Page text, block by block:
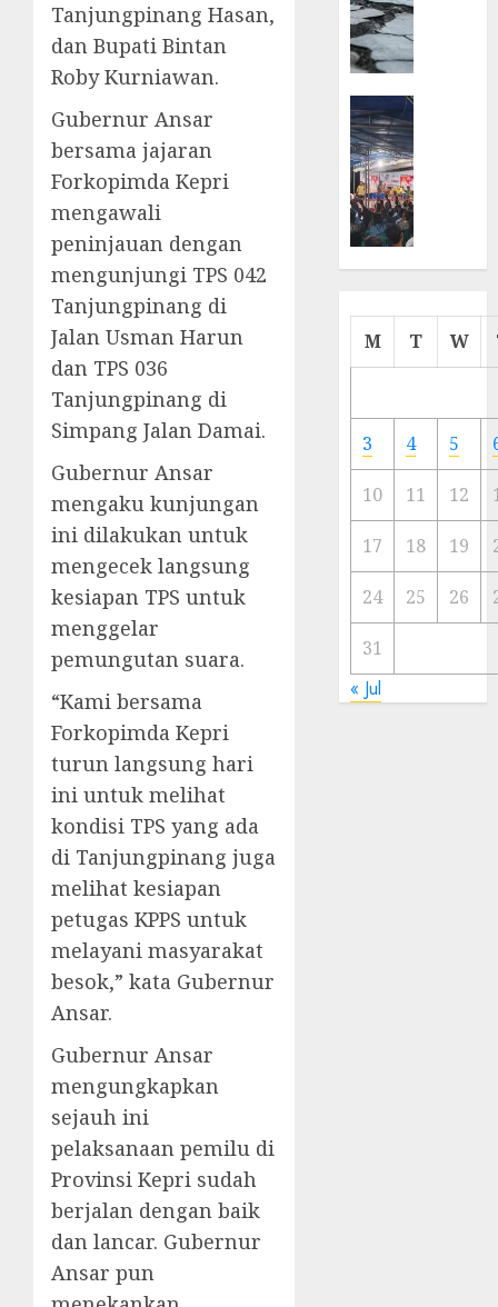
Tanjungpinang Hasan,
dan Bupati Bintan
Roby Kurniawan.
Gubernur Ansar
bersama jajaran
Forkopimda Kepri
mengawali
peninjauan dengan
mengunjungi TPS 042
Tanjungpinang di
Jalan Usman Harun
dan TPS 036
Tanjungpinang di
Simpang Jalan Damai.
Gubernur Ansar
mengaku kunjungan
ini dilakukan untuk
mengecek langsung
kesiapan TPS untuk
menggelar
pemungutan suara.
“Kami bersama
Forkopimda Kepri
turun langsung hari
ini untuk melihat
kondisi TPS yang ada
di Tanjungpinang juga
melihat kesiapan
petugas KPPS untuk
melayani masyarakat
besok,” kata Gubernur
Ansar.
Gubernur Ansar
mengungkapkan
sejauh ini
pelaksanaan pemilu di
Provinsi Kepri sudah
berjalan dengan baik
dan lancar. Gubernur
Ansar pun
Cermin
Ibu
Kota
23/11/
M T W
3 4 5
10 11 12
17 18 19
24 25 26
31
« Jul